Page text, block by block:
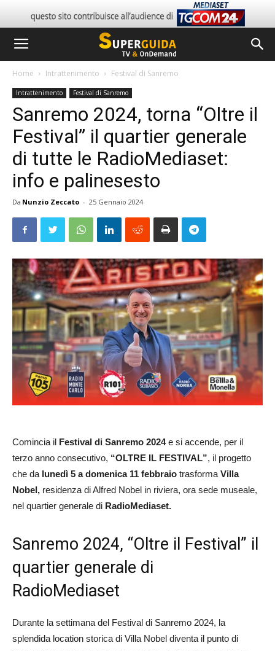
Home Intrattenimento Festival di Sanremo
Intrattenimento Festival di Sanremo
Sanremo 2024, torna “Oltre il
Festival” il quartier generale
di tutte le RadioMediaset:
info e palinesesto
Da Nunzio Zeccato - 25 Gennaio 2024
Comincia il Festival di Sanremo 2024e si accende, per il
terzo anno consecutivo, “OLTRE IL FESTIVAL”, il progetto
che da lunedì 5 a domenica 11 febbraio trasforma Villa
Nobel, residenza di Alfred Nobel in riviera, ora sede museale,
nel quartier generale di RadioMediaset.
Sanremo 2024, “Oltre il Festival” il
quartier generale di
RadioMediaset
Durante la settimana del Festival di Sanremo 2024, la
splendida location storica di Villa Nobel diventa il punto di